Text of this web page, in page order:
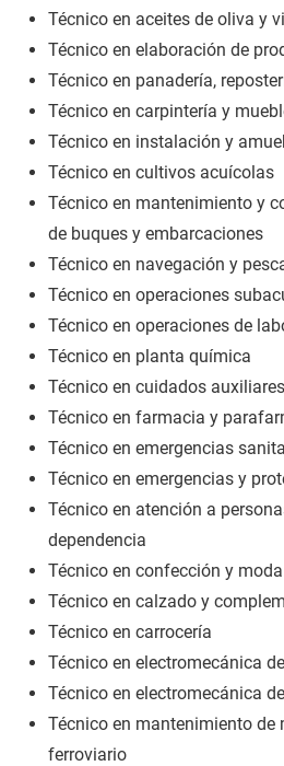
Técnico en aceites de oliva y
Técnico en elaboración de
Técnico en panadería,
Técnico en carpintería y
Técnico en instalación y
Técnico en cultivos acuícolas
Técnico en mantenimiento y
de buques y embarcaciones
Técnico en navegación y
Técnico en operaciones
Técnico en operaciones de
Técnico en planta química
Técnico en cuidados
Técnico en farmacia y
Técnico en emergencias
Técnico en emergencias y
Técnico en atención a
dependencia
Técnico en confección y moda
Técnico en calzado y
Técnico en carrocería
Técnico en electromecánica
Técnico en electromecánica
Técnico en mantenimiento de
ferroviario